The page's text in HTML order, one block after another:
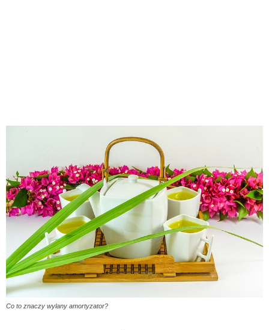
Co to znaczy wylany amortyzator?